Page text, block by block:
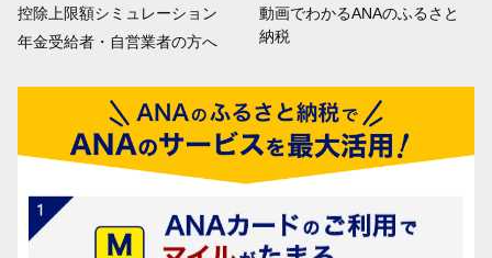
控除上限額シミュレーション
年金受給者・自営業者の方へ
動画でわかるANAのふるさと
納税